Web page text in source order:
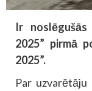
Ir
2025” pirmā
2025”.
Par uzvarētāju